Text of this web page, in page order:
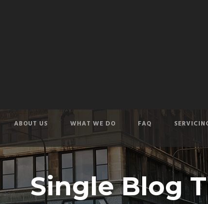
ABOUT US WHAT WE DO FAQ
Single Blog